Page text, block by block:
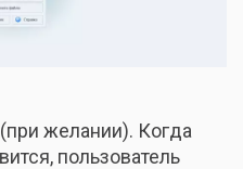
желании). Когда
пользователь